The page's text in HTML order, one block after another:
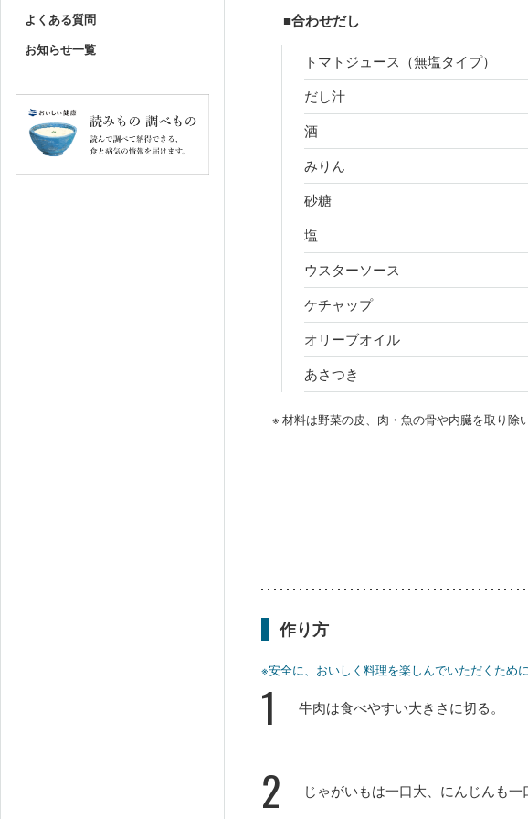
よくある質問
お知らせ一覧
■合わせだし
トマトジュース（無塩タイプ）
だし汁
酒
みりん
砂糖
塩
ウスターソース
ケチャップ
オリーブオイル
あさつき
※ 材料は野菜の皮、肉・魚の骨や内臓を取り除
作り方
※安全に、おいしく料理を楽しんでいただくために
1 牛肉は食べやすい大きさに切る。
2 じゃがいもは一口大、にんじんも